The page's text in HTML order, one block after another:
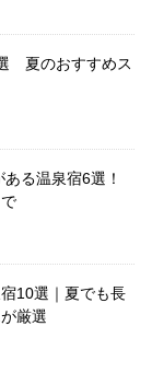
夏のおすすめス
る温泉宿6選！
10選｜夏でも長
厳選